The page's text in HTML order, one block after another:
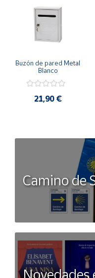
Buzón de pared Metal
Blanco
21,90 €
Camino de
Novedades